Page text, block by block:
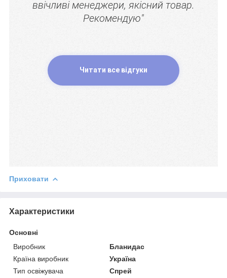
ввічливі менеджери, якісний товар.
Рекомендую"
Читати все відгуки
Приховати
Характеристики
Основні
Виробник
Бланидас
Країна виробник
Україна
Тип освіжувача
Спрей